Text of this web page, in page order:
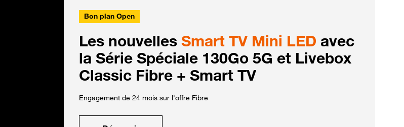
Bon plan Open
Les nouvelles Smart TV Mini LED avec
la Série Spéciale 130Go 5G et Livebox
Classic Fibre + Smart TV
Engagement de 24 mois sur l'offre Fibre